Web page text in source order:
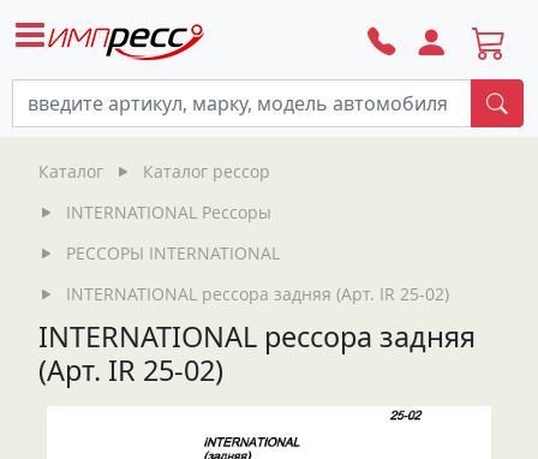
Каталог
Каталог рессор
INTERNATIONAL Рессоры
РЕССОРЫ INTERNATIONAL
INTERNATIONAL рессора задняя (Арт. IR 25-02)
INTERNATIONAL рессора задняя
(Арт. IR 25-02)